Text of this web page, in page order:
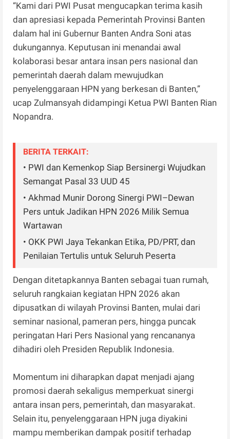
“Kami dari PWI Pusat mengucapkan terima kasih
dan apresiasi kepada Pemerintah Provinsi Banten
dalam hal ini Gubernur Banten Andra Soni atas
dukungannya. Keputusan ini menandai awal
kolaborasi besar antara insan pers nasional dan
pemerintah daerah dalam mewujudkan
penyelenggaraan HPN yang berkesan di Banten,”
ucap Zulmansyah didampingi Ketua PWI Banten Rian
Nopandra.
BERITA TERKAIT:
• PWI dan Kemenkop Siap Bersinergi Wujudkan
Semangat Pasal 33 UUD 45
• Akhmad Munir Dorong Sinergi PWI–Dewan
Pers untuk Jadikan HPN 2026 Milik Semua
Wartawan
• OKK PWI Jaya Tekankan Etika, PD/PRT, dan
Penilaian Tertulis untuk Seluruh Peserta
Dengan ditetapkannya Banten sebagai tuan rumah,
seluruh rangkaian kegiatan HPN 2026 akan
dipusatkan di wilayah Provinsi Banten, mulai dari
seminar nasional, pameran pers, hingga puncak
peringatan Hari Pers Nasional yang rencananya
dihadiri oleh Presiden Republik Indonesia.
Momentum ini diharapkan dapat menjadi ajang
promosi daerah sekaligus memperkuat sinergi
antara insan pers, pemerintah, dan masyarakat.
Selain itu, penyelenggaraan HPN juga diyakini
mampu memberikan dampak positif terhadap